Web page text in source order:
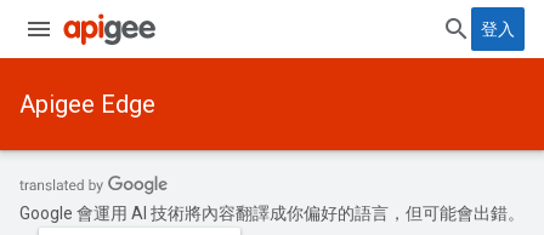
登入
Apigee Edge
Google 會運用 AI 技術將內容翻譯成你偏好的語言，但可能會出錯。